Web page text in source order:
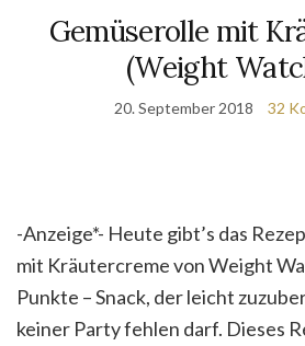
Gemüserolle mit
(Weight
20. September 2018 32
-Anzeige*- Heute gibt’s das
mit Kräutercreme von Weight
Punkte – Snack, der leicht
keiner Party fehlen darf. Dieses